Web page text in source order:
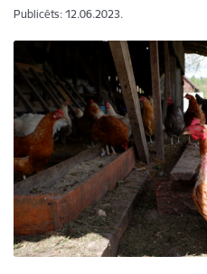
Publicēts: 12.06.2023.